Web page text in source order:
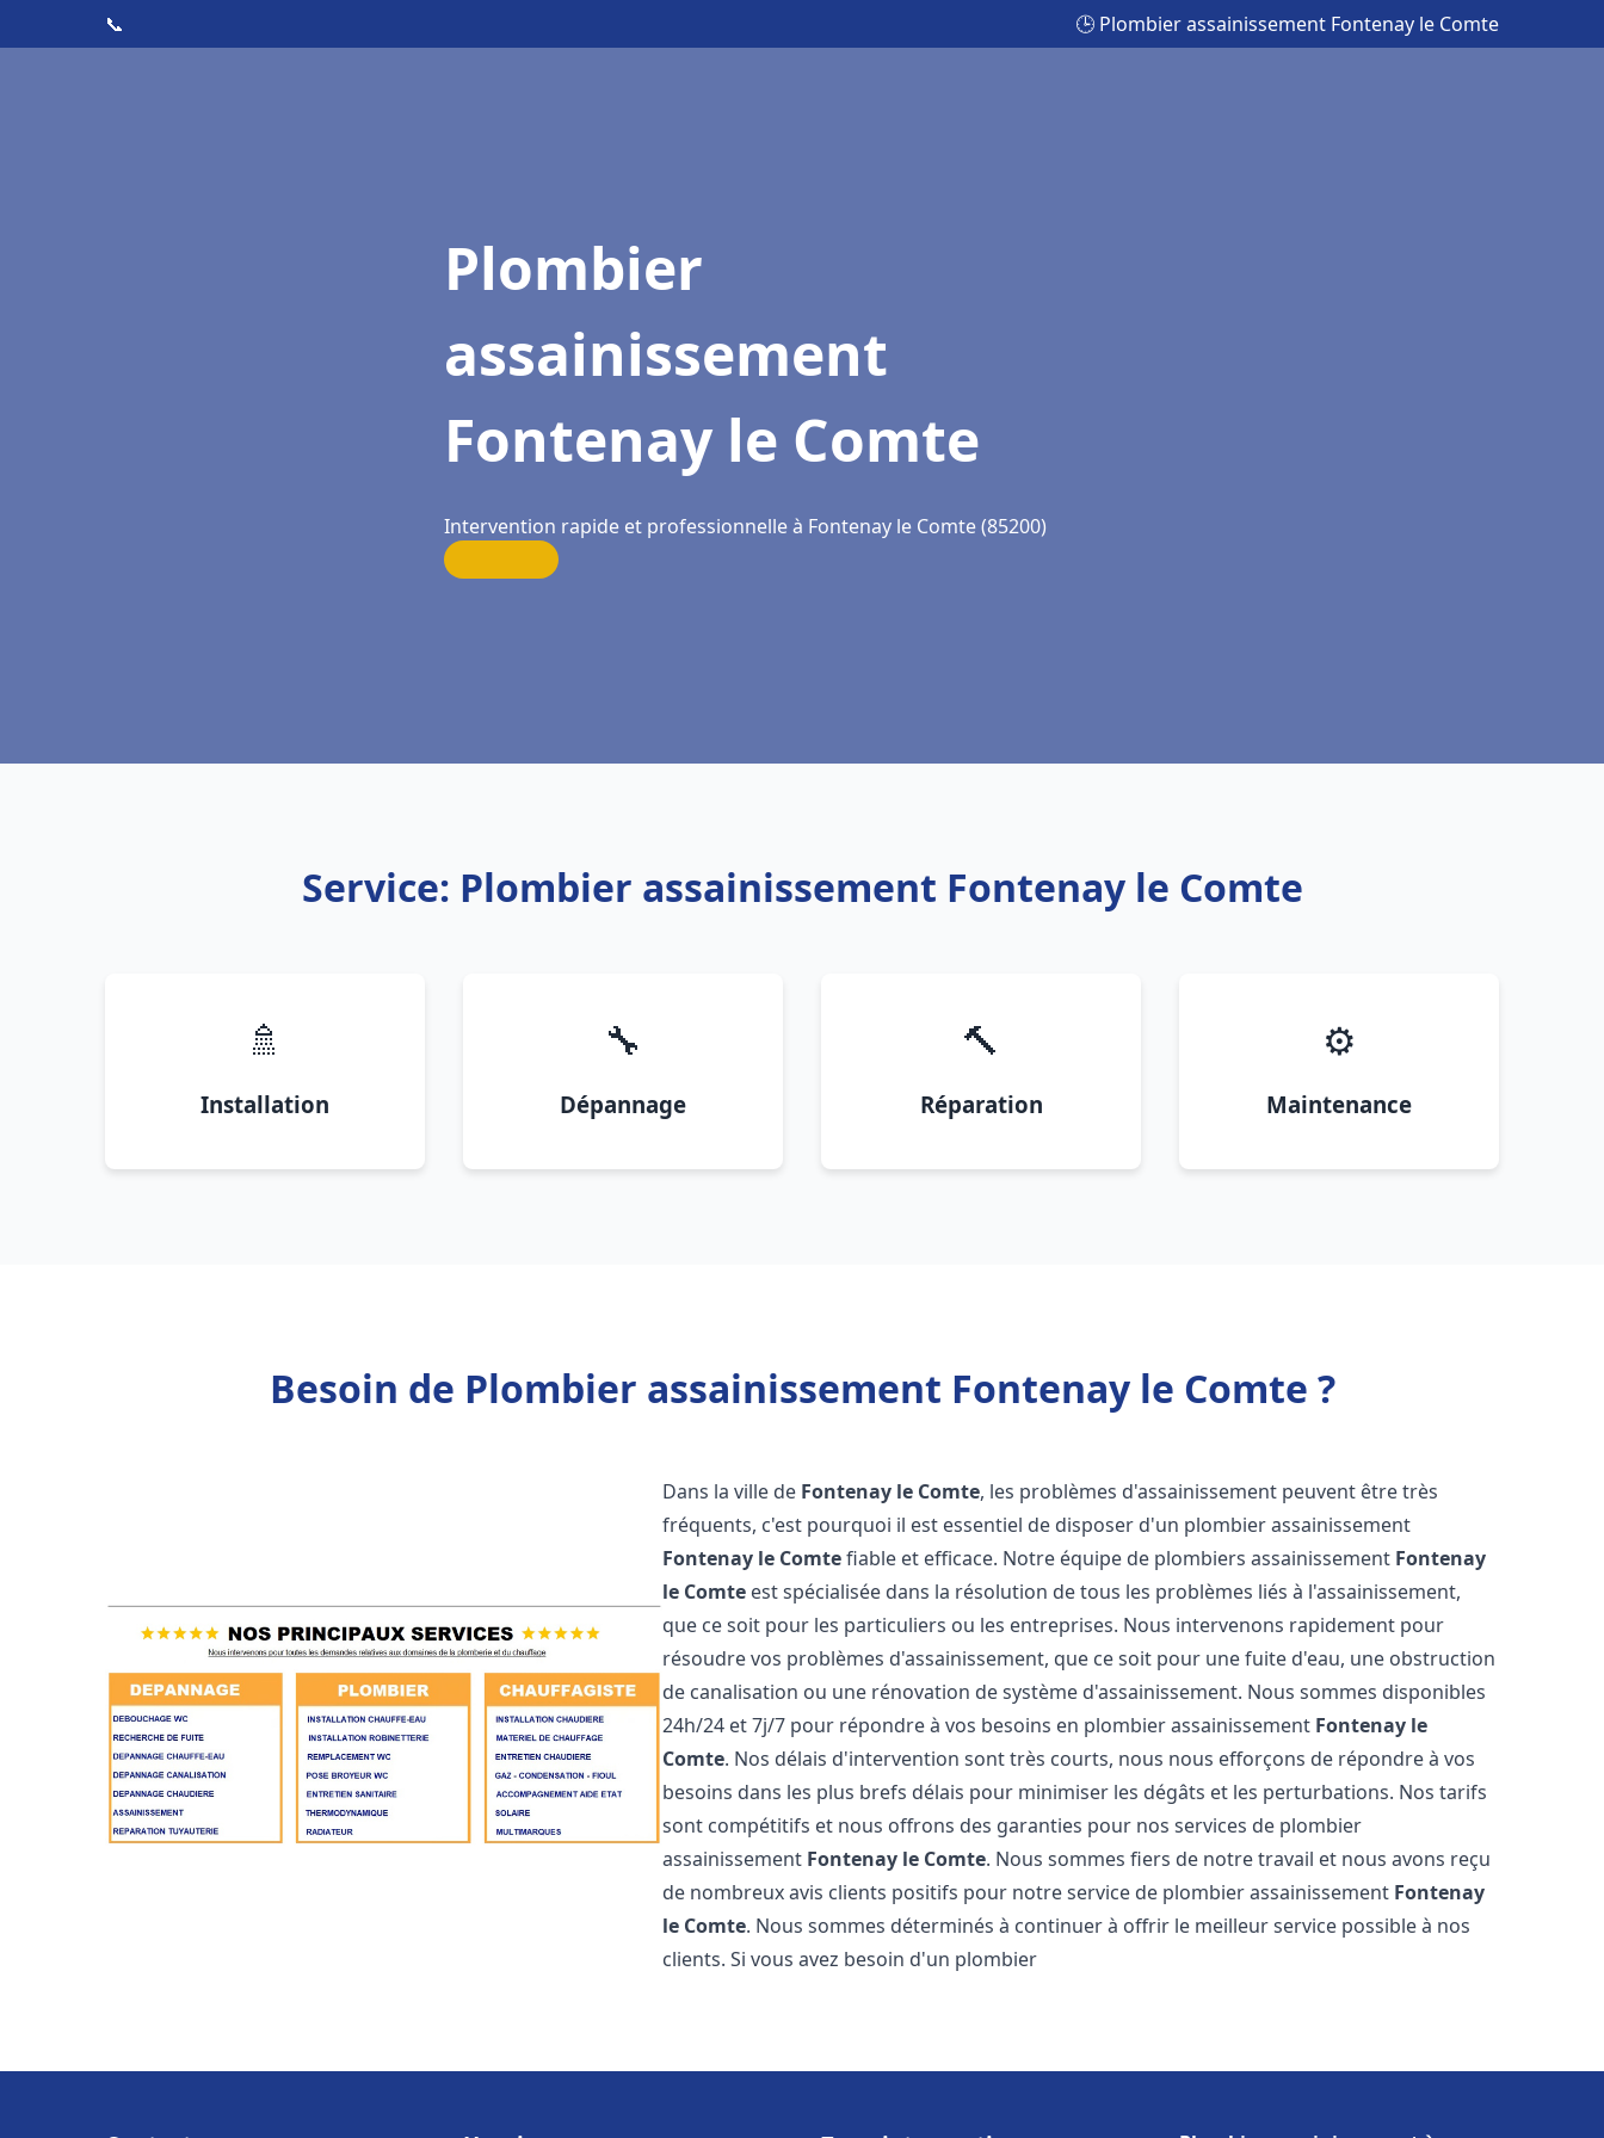
📞 🕒 Plombier assainissement Fontenay le Comte
Plombier
assainissement
Fontenay le Comte
Intervention rapide et professionnelle à Fontenay le Comte (85200)
Service: Plombier assainissement Fontenay le Comte
🚿
Installation
🔧
Dépannage
🔨
Réparation
⚙️
Maintenance
Besoin de Plombier assainissement Fontenay le Comte ?
Dans la ville de Fontenay le Comte, les problèmes d'assainissement peuvent être très
fréquents, c'est pourquoi il est essentiel de disposer d'un plombier assainissement
Fontenay le Comtefiable et efficace. Notre équipe de plombiers assainissement Fontenay
le Comte est spécialisée dans la résolution de tous les problèmes liés à l'assainissement,
que ce soit pour les particuliers ou les entreprises. Nous intervenons rapidement pour
résoudre vos problèmes d'assainissement, que ce soit pour une fuite d'eau, une obstruction
de canalisation ou une rénovation de système d'assainissement. Nous sommes disponibles
24h/24 et 7j/7 pour répondre à vos besoins en plombier assainissement Fontenay le
Comte. Nos délais d'intervention sont très courts, nous nous efforçons de répondre à vos
besoins dans les plus brefs délais pour minimiser les dégâts et les perturbations. Nos tarifs
sont compétitifs et nous offrons des garanties pour nos services de plombier
assainissement Fontenay le Comte. Nous sommes fiers de notre travail et nous avons reçu
de nombreux avis clients positifs pour notre service de plombier assainissement Fontenay
le Comte. Nous sommes déterminés à continuer à offrir le meilleur service possible à nos
clients. Si vous avez besoin d'un plombier